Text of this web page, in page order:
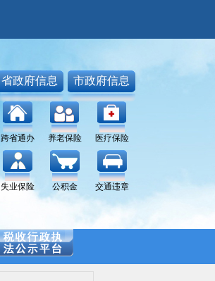
省政府信息 市政府信息
跨省通办 养老保险 医疗保险
失业保险 公积金 交通违章